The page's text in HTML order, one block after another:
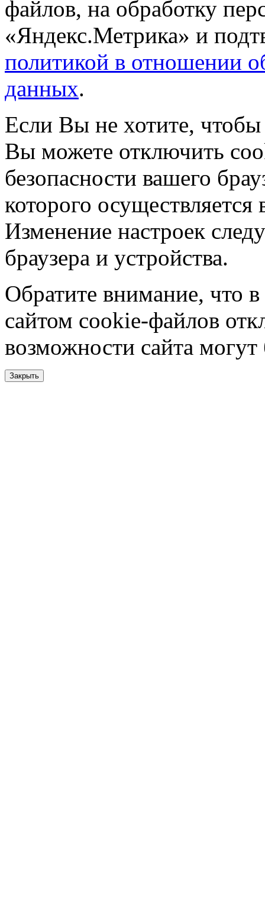
файлов, на обработку
«Яндекс.Метрика» и
политикой в отношении
данных.
Если Вы не хотите,
Вы можете отключить
безопасности вашего
которого
Изменение настроек
браузера и устройства.
Обратите внимание, что в
сайтом cookie-файлов
возможности сайта
Закрыть